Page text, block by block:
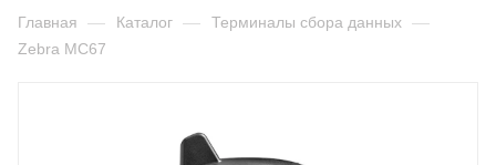
Главная — Каталог — Терминалы сбора данных —
Zebra MC67